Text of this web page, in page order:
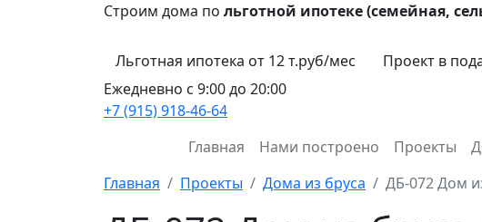
Строим дома по льготной ипотеке (семейная,
Льготная ипотека от 12 т.руб/мес
Проект в
Ежедневно с 9:00 до 20:00
+7 (915) 918-46-64
Главная
Нами построено Проекты
Главная
Проекты Дома из бруса ДБ-072 Дом